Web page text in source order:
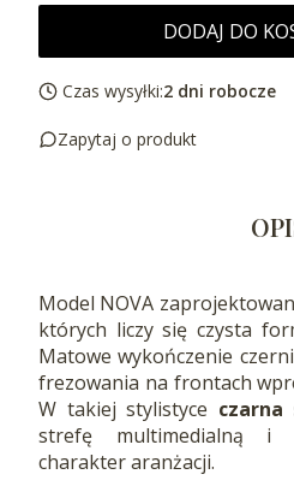
DODAJ DO
Czas wysyłki:2 dni robocze
Zapytaj o produkt
Model NOVA
których liczy się czysta
Matowe wykończenie
frezowania na frontach
W takiej stylistyce czarna
strefę multimedialną i
charakter aranżacji.